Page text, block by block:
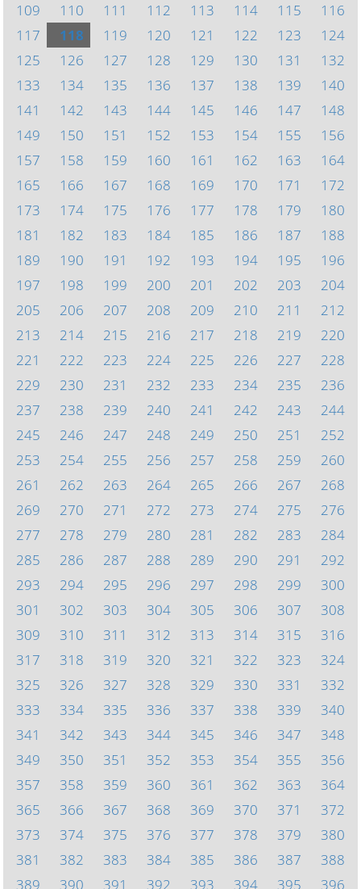
109
110 111 112 113 114 115
116
117
118 119 120 121 122 123
124
125
126 127 128 129 130 131
132
133
134 135 136 137 138 139
140
141
142 143 144 145 146 147
148
149
150 151 152 153 154 155
156
157
158 159 160 161 162 163
164
165
166 167 168 169 170 171
172
173
174 175 176 177 178 179
180
181
182 183 184 185 186 187
188
189
190 191 192 193 194 195
196
197
198 199 200 201 202 203
204
205
206 207 208 209 210 211
212
213
214 215 216 217 218 219
220
221
222 223 224 225 226 227
228
229
230 231 232 233 234 235
236
237
238 239 240 241 242 243
244
245
246 247 248 249 250 251
252
253
254 255 256 257 258 259
260
261
262 263 264 265 266 267
268
269
270 271 272 273 274 275
276
277
278 279 280 281 282 283
284
285
286 287 288 289 290 291
292
293
294 295 296 297 298 299
300
301
302 303 304 305 306 307
308
309
310 311 312 313 314 315
316
317
318 319 320 321 322 323
324
325
326 327 328 329 330 331
332
333
334 335 336 337 338 339
340
341
342 343 344 345 346 347
348
349
350 351 352 353 354 355
356
357
358 359 360 361 362 363
364
365
366 367 368 369 370 371
372
373
374 375 376 377 378 379
380
381
382 383 384 385 386 387
388
389
390 391 392 393 394 395 396